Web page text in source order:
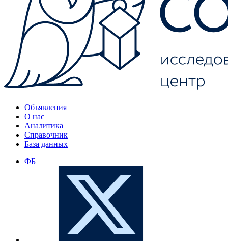
Объявления
О нас
Аналитика
Справочник
База данных
ФБ